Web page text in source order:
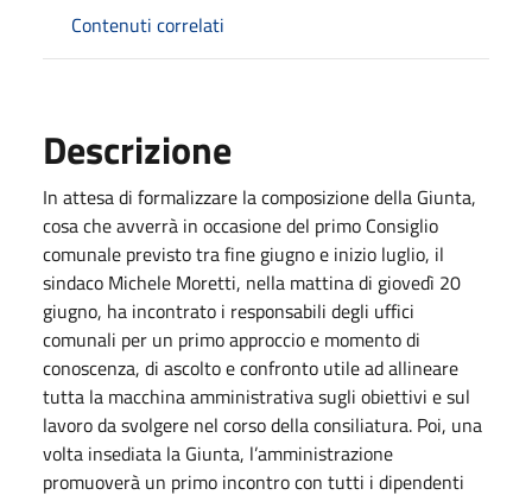
Contenuti correlati
Descrizione
In attesa di formalizzare la composizione della Giunta,
cosa che avverrà in occasione del primo Consiglio
comunale previsto tra fine giugno e inizio luglio, il
sindaco Michele Moretti, nella mattina di giovedì 20
giugno, ha incontrato i responsabili degli uffici
comunali per un primo approccio e momento di
conoscenza, di ascolto e confronto utile ad allineare
tutta la macchina amministrativa sugli obiettivi e sul
lavoro da svolgere nel corso della consiliatura. Poi, una
volta insediata la Giunta, l’amministrazione
promuoverà un primo incontro con tutti i dipendenti